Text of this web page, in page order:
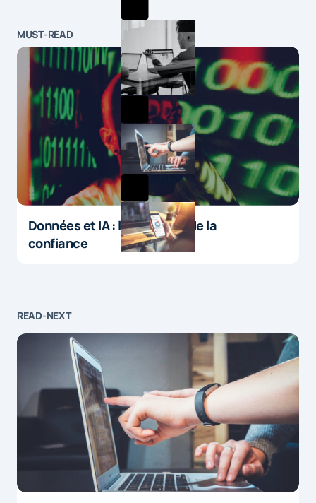
MUST-READ
Données et IA : le paradoxe de la
confiance
READ-NEXT